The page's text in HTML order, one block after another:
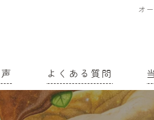
オ
よくある質問
家